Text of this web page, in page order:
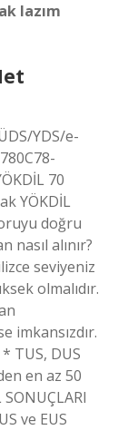
lazım
YDS/e-
70
YÖKDİL
doğru
nasıl alınır?
seviyeniz
olmalıdır.
imkansızdır.
TUS, DUS
en az 50
ve EUS